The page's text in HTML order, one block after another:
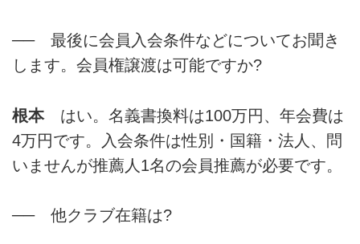
── 最後に会員入会条件などについてお聞き
します。会員権譲渡は可能ですか?
根本はい。名義書換料は100万円、年会費は
4万円です。入会条件は性別・国籍・法人、問
いませんが推薦人1名の会員推薦が必要です。
── 他クラブ在籍は?